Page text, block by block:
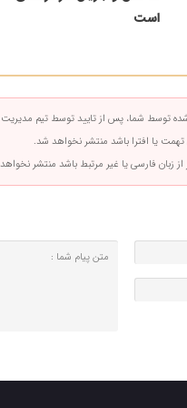
است
توسط شما، پس از تایید توسط تیم
یا افترا باشد منتشر نخواهد شد.
از زبان فارسی یا غیر مرتبط باشد منتشر